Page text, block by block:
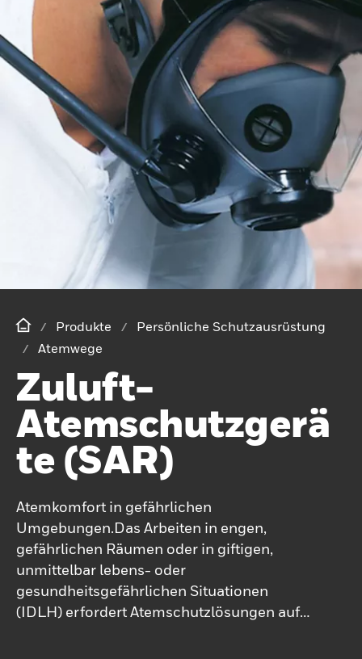
Produkte
Persönliche Schutzausrüstung
Atemwege
Zuluft-
Atemschutzgerä
Te (SAR)
Atemkomfort in gefährlichen
Umgebungen.Das Arbeiten in engen,
gefährlichen Räumen oder in giftigen,
unmittelbar lebens- oder
gesundheitsgefährlichen Situationen
(IDLH) erfordert Atemschutzlösungen auf